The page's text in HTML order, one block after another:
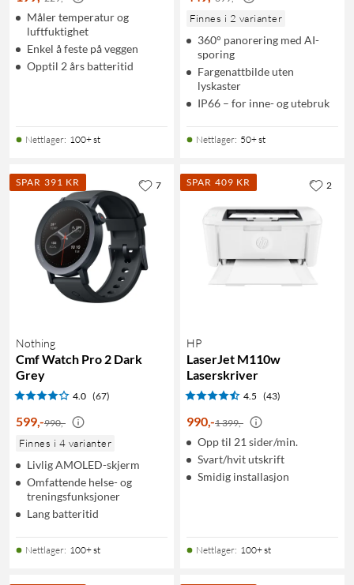
Måler temperatur og
luftfuktighet
Enkel å feste på veggen
Opptil 2 års batteritid
Nettlager: 100+ st
Finnes i 2 varianter
360° panorering med AI-
sporing
Fargenattbilde uten
lyskaster
IP66 – for inne- og utebruk
Nettlager: 50+ st
SPAR 391 KR
Nothing
Cmf Watch Pro 2 Dark
Grey
4.0 (67)
599,-990,-
Finnes i 4 varianter
Livlig AMOLED-skjerm
Omfattende helse- og
treningsfunksjoner
Lang batteritid
Nettlager: 100+ st
7 SPAR 409 KR
HP
LaserJet M110w
Laserskriver
4.5 (43)
990,-1 399,-
Opp til 21 sider/min.
Svart/hvit utskrift
Smidig installasjon
Nettlager: 100+ st
2